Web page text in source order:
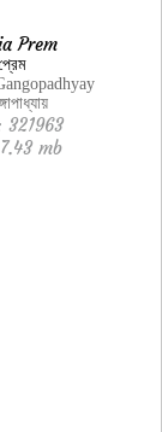
Prem
321963
mb